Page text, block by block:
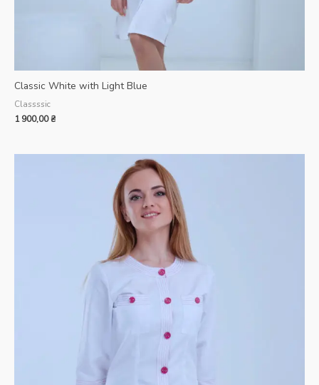
Classic White with Light Blue
Classssic
1 900,00₴